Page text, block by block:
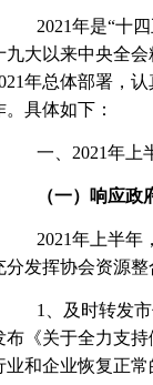
2021年是“十
九大以来中央全
年总体部署，
。具体如下：
一、2021年上
（一）响应政
2021年上半年
分发挥协会资源
1、及时转发
布《关于全力支
业和企业恢复正